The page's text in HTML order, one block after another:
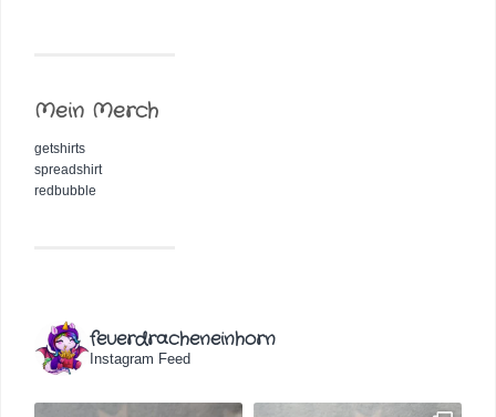
Mein Merch
getshirts
spreadshirt
redbubble
feuerdracheneinhorn
Instagram Feed